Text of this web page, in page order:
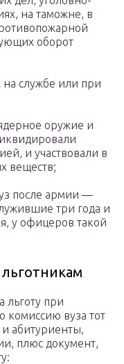
на таможне, в
оборот
службе или при
оружие и
и участвовали в
веществ;
после армии —
три года и
у офицеров такой
при
комиссию вуза тот
абитуриенты,
плюс документ,